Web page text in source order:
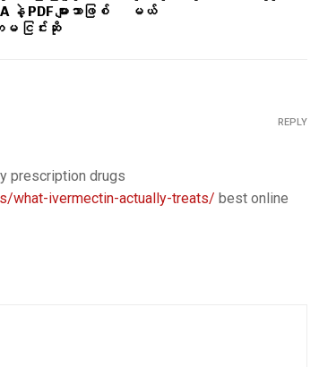
PDF များသာဖြစ်
ငြင်းဆို
မယ်
prescription drugs
what-ivermectin-actually-treats/ best online
REPLY